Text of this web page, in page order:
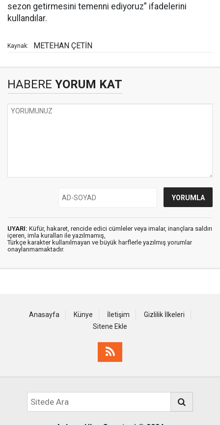
sezon getirmesini temenni ediyoruz” ifadelerini
kullandılar.
Kaynak: METEHAN ÇETİN
HABERE YORUM KAT
UYARI: Küfür, hakaret, rencide edici cümleler veya imalar, inançlara saldırı
içeren, imla kuralları ile yazılmamış,
Türkçe karakter kullanılmayan ve büyük harflerle yazılmış yorumlar
onaylanmamaktadır.
Anasayfa Künye İletişim
Gizlilik İlkeleri
Sitene Ekle